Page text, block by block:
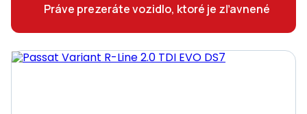
Práve prezeráte vozidlo, ktoré je zľavnené